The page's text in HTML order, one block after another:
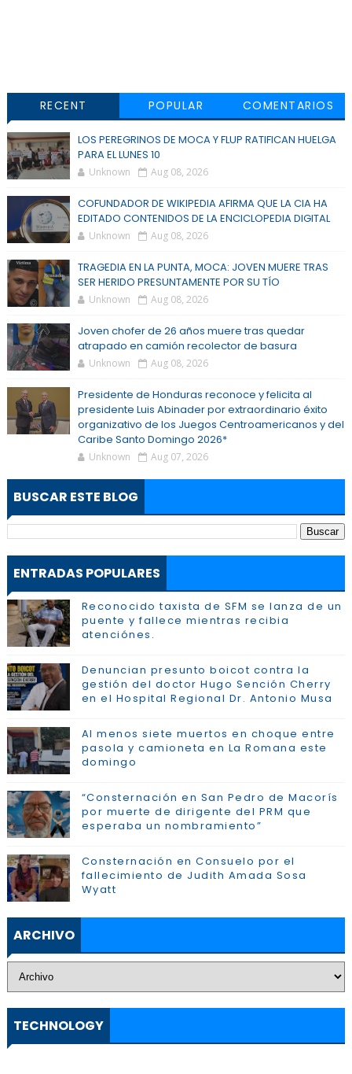
RECENT POPULAR COMENTARIOS
LOS PEREGRINOS DE MOCA Y FLUP RATIFICAN HUELGA
PARA EL LUNES 10
Unknown Aug 08, 2026
COFUNDADOR DE WIKIPEDIA AFIRMA QUE LA CIA HA
EDITADO CONTENIDOS DE LA ENCICLOPEDIA DIGITAL
Unknown Aug 08, 2026
TRAGEDIA EN LA PUNTA, MOCA: JOVEN MUERE TRAS
SER HERIDO PRESUNTAMENTE POR SU TÍO
Unknown Aug 08, 2026
Joven chofer de 26 años muere tras quedar
atrapado en camión recolector de basura
Unknown Aug 08, 2026
Presidente de Honduras reconoce y felicita al
presidente Luis Abinader por extraordinario éxito
organizativo de los Juegos Centroamericanos y del
Caribe Santo Domingo 2026*
Unknown Aug 07, 2026
BUSCAR ESTE BLOG
ENTRADAS POPULARES
Reconocido taxista de SFM se lanza de un
puente y fallece mientras recibia
atenciónes.
Denuncian presunto boicot contra la
gestión del doctor Hugo Sención Cherry
en el Hospital Regional Dr. Antonio Musa
Al menos siete muertos en choque entre
pasola y camioneta en La Romana este
domingo
“Consternación en San Pedro de Macorís
por muerte de dirigente del PRM que
esperaba un nombramiento”
Consternación en Consuelo por el
fallecimiento de Judith Amada Sosa
Wyatt
ARCHIVO
TECHNOLOGY